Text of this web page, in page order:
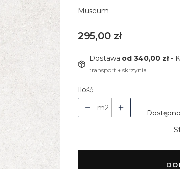
Museum
Cena
295,00 zł
Dostawa od 340,00 zł-
transport + skrzynia
Ilość
m2